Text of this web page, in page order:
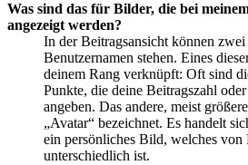
Was sind das für Bilder, die bei
angezeigt werden?
In der Beitragsansicht können
Benutzernamen stehen. Eines
deinem Rang verknüpft: Oft sind
Punkte, die deine Beitragszahl
angeben. Das andere, meist
„Avatar“ bezeichnet. Es handelt
ein persönliches Bild, welches von
unterschiedlich ist.